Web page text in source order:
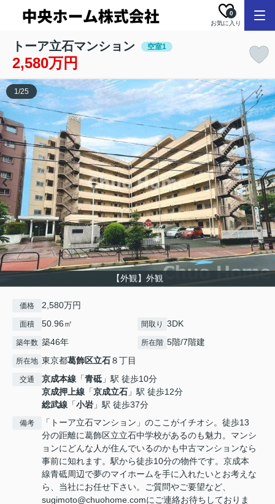
お気に入り
0
トーア立石マンション 空室1
2,580万円
【外観】外観
1/25
価格 2,580万円
面積 50.96㎡ 間取り 3DK
築年数 築46年 所在階 5階/7階建
所在地 東京都葛飾区立石８丁目
交通 京成本線 「青砥 」駅 徒歩10分
京成押上線 「京成立石 」駅 徒歩12分
総武線 「小岩 」駅 徒歩37分
備考
「トーア立石マンション」のここがイチオシ。徒歩13
分の距離に葛飾区立立石中学校があるのも魅力。マンシ
ョンにどんな人が住んでいるのかも中古マンションなら
事前に知れます。駅から徒歩10分の物件です。京成本
線青砥周辺で夢のマイホームを手に入れたいとお考えな
ら、当社にお任せ下さい。ご質問やご要望など、
sugimoto@chuohome.comにご連絡お待ちしておりま